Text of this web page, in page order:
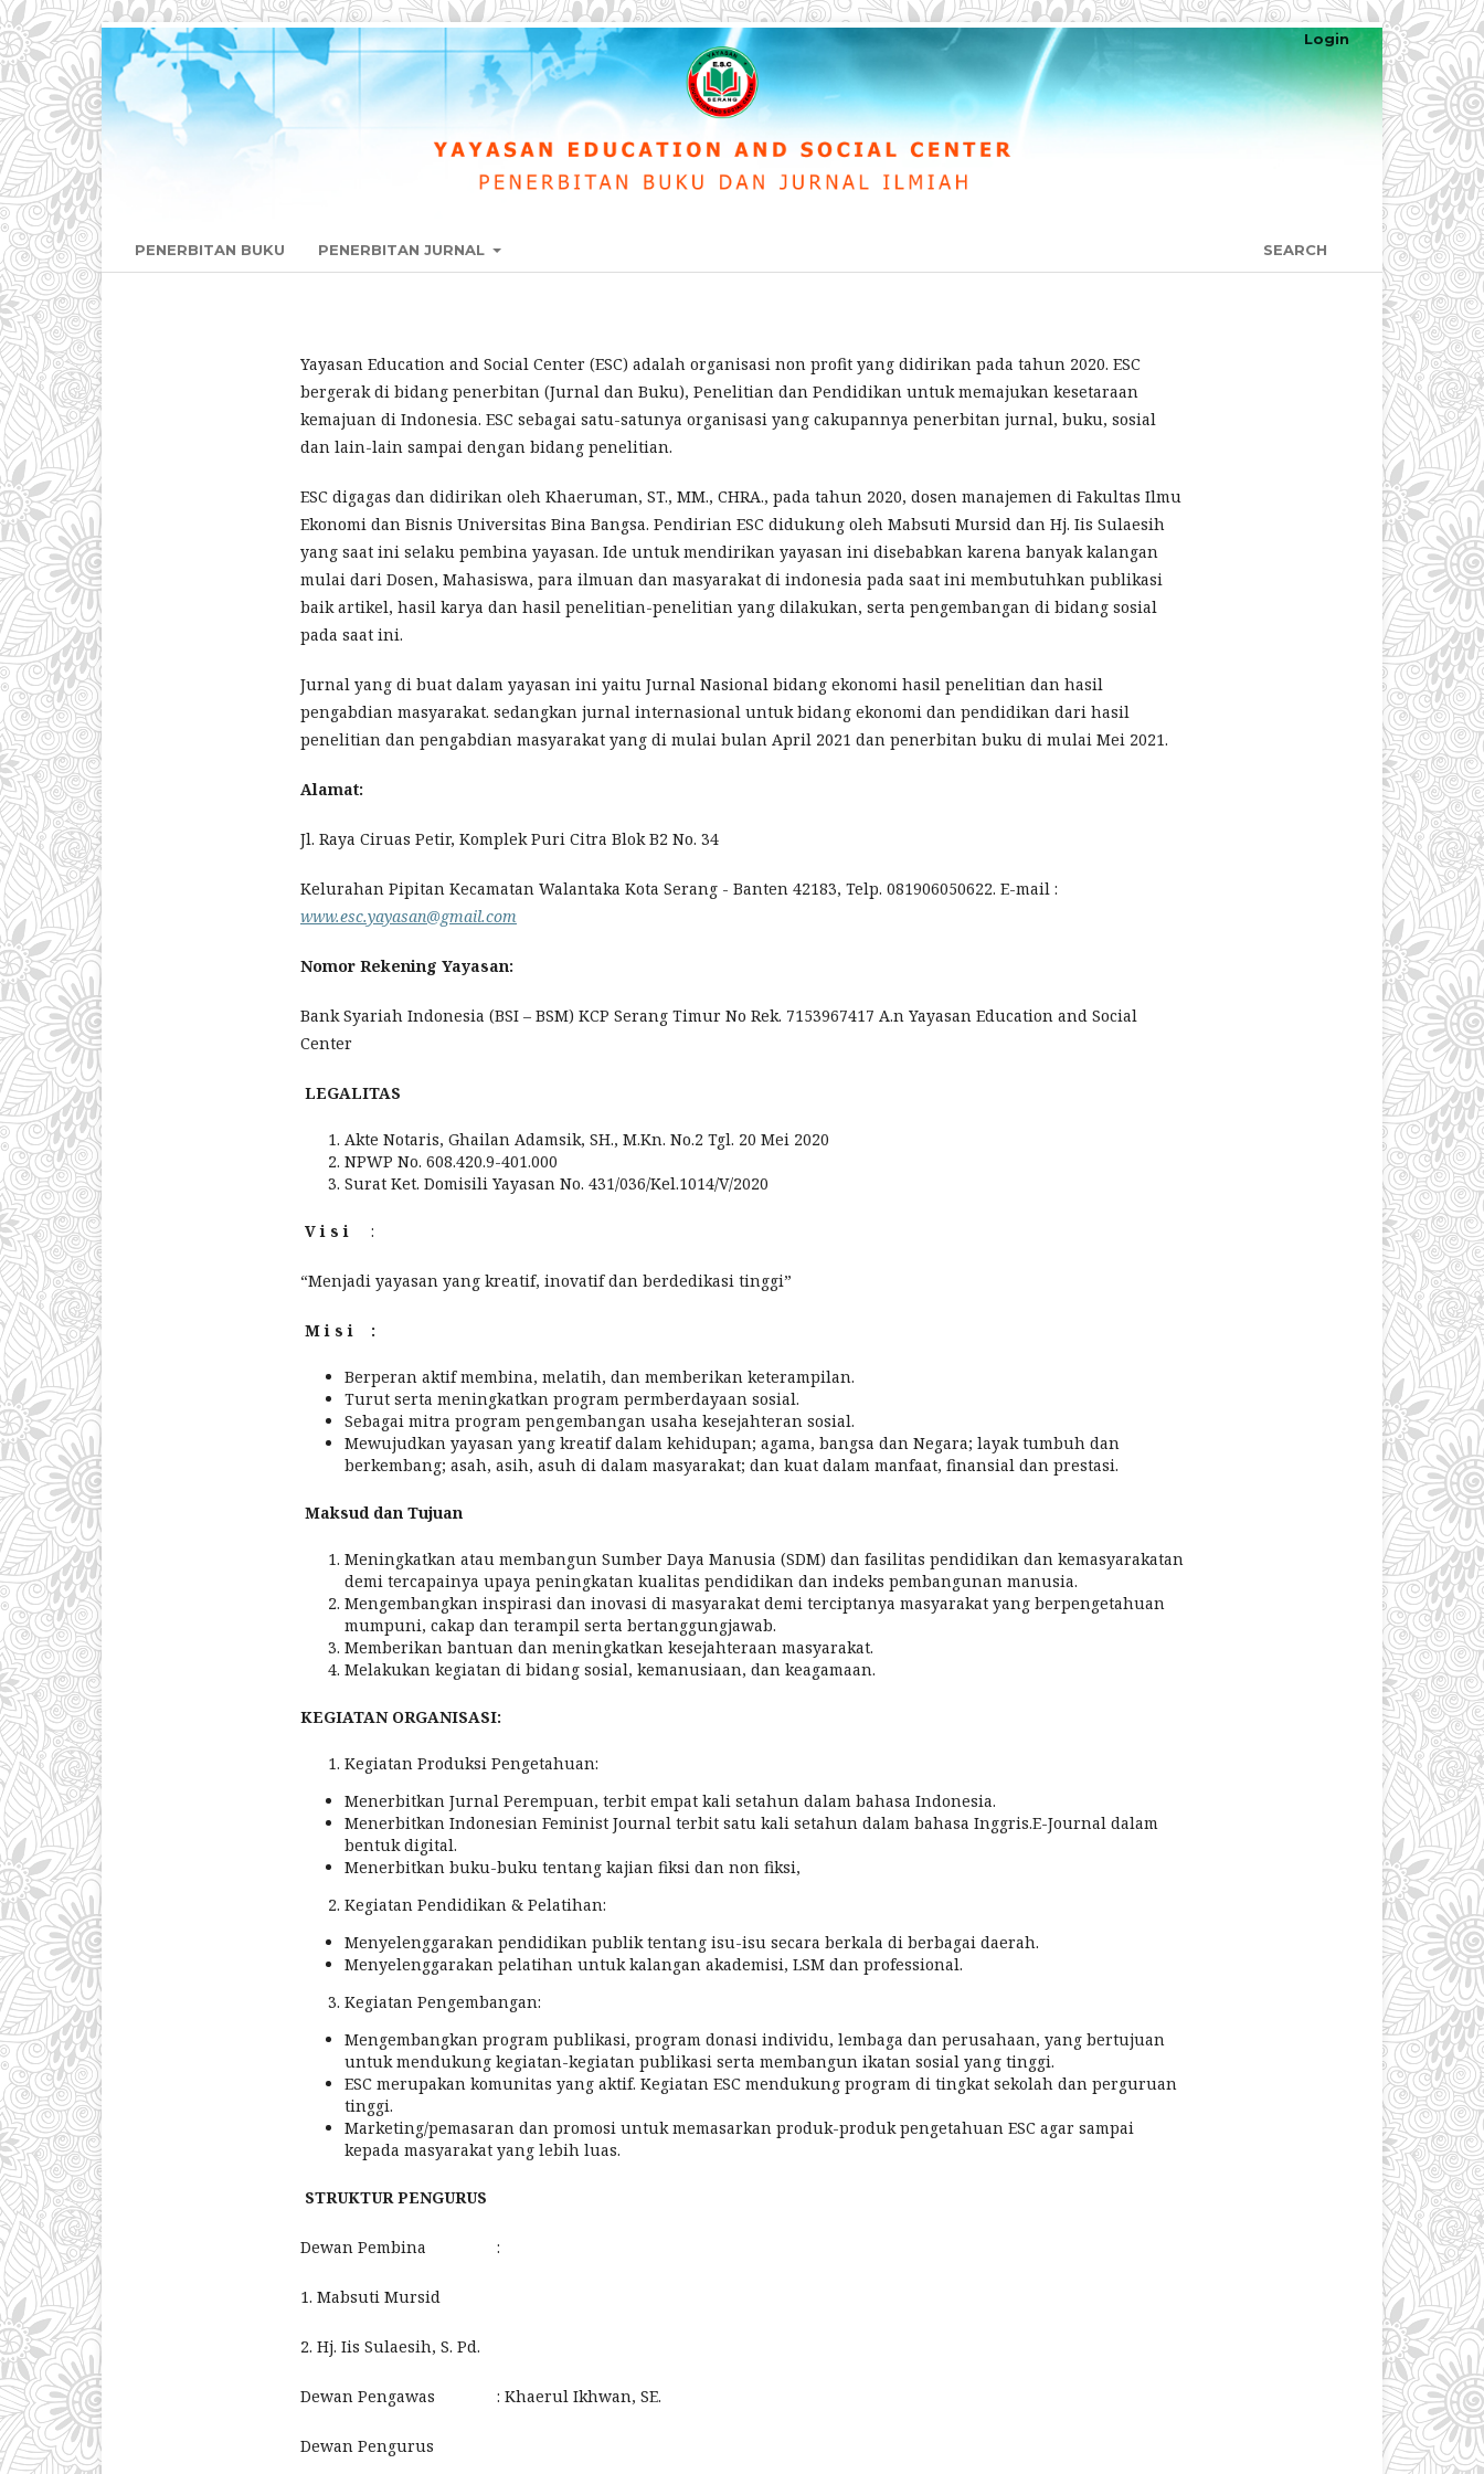
PENERBITAN BUKU PENERBITAN JURNAL SEARCH
Login
Yayasan Education and Social Center (ESC) adalah organisasi non profit yang didirikan pada tahun 2020. ESC
bergerak di bidang penerbitan (Jurnal dan Buku), Penelitian dan Pendidikan untuk memajukan kesetaraan
kemajuan di Indonesia. ESC sebagai satu-satunya organisasi yang cakupannya penerbitan jurnal, buku, sosial
dan lain-lain sampai dengan bidang penelitian.
ESC digagas dan didirikan oleh Khaeruman, ST., MM., CHRA., pada tahun 2020, dosen manajemen di Fakultas Ilmu
Ekonomi dan Bisnis Universitas Bina Bangsa. Pendirian ESC didukung oleh Mabsuti Mursid dan Hj. Iis Sulaesih
yang saat ini selaku pembina yayasan. Ide untuk mendirikan yayasan ini disebabkan karena banyak kalangan
mulai dari Dosen, Mahasiswa, para ilmuan dan masyarakat di indonesia pada saat ini membutuhkan publikasi
baik artikel, hasil karya dan hasil penelitian-penelitian yang dilakukan, serta pengembangan di bidang sosial
pada saat ini.
Jurnal yang di buat dalam yayasan ini yaitu Jurnal Nasional bidang ekonomi hasil penelitian dan hasil
pengabdian masyarakat. sedangkan jurnal internasional untuk bidang ekonomi dan pendidikan dari hasil
penelitian dan pengabdian masyarakat yang di mulai bulan April 2021 dan penerbitan buku di mulai Mei 2021.
Alamat:
Jl. Raya Ciruas Petir, Komplek Puri Citra Blok B2 No. 34
Kelurahan Pipitan Kecamatan Walantaka Kota Serang - Banten 42183, Telp. 081906050622. E-mail :
www.esc.yayasan@gmail.com
Nomor Rekening Yayasan:
Bank Syariah Indonesia (BSI – BSM) KCP Serang Timur No Rek. 7153967417 A.n Yayasan Education and Social
Center
LEGALITAS
Akte Notaris, Ghailan Adamsik, SH., M.Kn. No.2 Tgl. 20 Mei 2020
NPWP No. 608.420.9-401.000
Surat Ket. Domisili Yayasan No. 431/036/Kel.1014/V/2020
V i s i :
“Menjadi yayasan yang kreatif, inovatif dan berdedikasi tinggi”
M i s i :
Berperan aktif membina, melatih, dan memberikan keterampilan.
Turut serta meningkatkan program permberdayaan sosial.
Sebagai mitra program pengembangan usaha kesejahteran sosial.
Mewujudkan yayasan yang kreatif dalam kehidupan; agama, bangsa dan Negara; layak tumbuh dan
berkembang; asah, asih, asuh di dalam masyarakat; dan kuat dalam manfaat, finansial dan prestasi.
Maksud dan Tujuan
Meningkatkan atau membangun Sumber Daya Manusia (SDM) dan fasilitas pendidikan dan kemasyarakatan
demi tercapainya upaya peningkatan kualitas pendidikan dan indeks pembangunan manusia.
Mengembangkan inspirasi dan inovasi di masyarakat demi terciptanya masyarakat yang berpengetahuan
mumpuni, cakap dan terampil serta bertanggungjawab.
Memberikan bantuan dan meningkatkan kesejahteraan masyarakat.
Melakukan kegiatan di bidang sosial, kemanusiaan, dan keagamaan.
KEGIATAN ORGANISASI:
Kegiatan Produksi Pengetahuan:
Menerbitkan Jurnal Perempuan, terbit empat kali setahun dalam bahasa Indonesia.
Menerbitkan Indonesian Feminist Journal terbit satu kali setahun dalam bahasa Inggris.E-Journal dalam
bentuk digital.
Menerbitkan buku-buku tentang kajian fiksi dan non fiksi,
Kegiatan Pendidikan & Pelatihan:
Menyelenggarakan pendidikan publik tentang isu-isu secara berkala di berbagai daerah.
Menyelenggarakan pelatihan untuk kalangan akademisi, LSM dan professional.
Kegiatan Pengembangan:
Mengembangkan program publikasi, program donasi individu, lembaga dan perusahaan, yang bertujuan
untuk mendukung kegiatan-kegiatan publikasi serta membangun ikatan sosial yang tinggi.
ESC merupakan komunitas yang aktif. Kegiatan ESC mendukung program di tingkat sekolah dan perguruan
tinggi.
Marketing/pemasaran dan promosi untuk memasarkan produk-produk pengetahuan ESC agar sampai
kepada masyarakat yang lebih luas.
STRUKTUR PENGURUS
Dewan Pembina :
1. Mabsuti Mursid
2. Hj. Iis Sulaesih, S. Pd.
Dewan Pengawas : Khaerul Ikhwan, SE.
Dewan Pengurus